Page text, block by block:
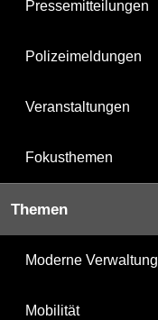
Pressemitteilungen
Polizeimeldungen
Veranstaltungen
Fokusthemen
Themen
Moderne Verwaltung
Mobilität